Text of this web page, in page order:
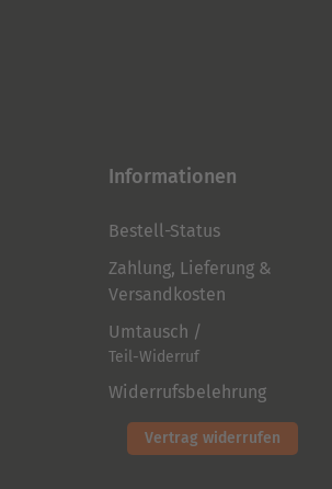
Informationen
Bestell-Status
Zahlung, Lieferung &
Versandkosten
Umtausch /
Teil-Widerruf
Widerrufsbelehrung
Vertrag widerrufen